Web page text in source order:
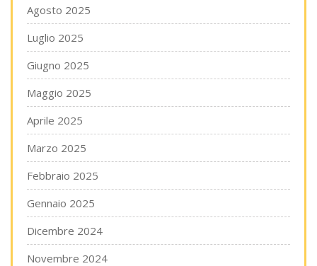
Agosto 2025
Luglio 2025
Giugno 2025
Maggio 2025
Aprile 2025
Marzo 2025
Febbraio 2025
Gennaio 2025
Dicembre 2024
Novembre 2024